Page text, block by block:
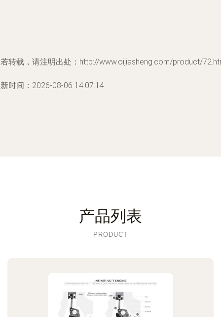
转载，请注明出处：http://www.oijiasheng.com/product/
时间：2026-08-06 14:07:14
产品列表
PRODUCT